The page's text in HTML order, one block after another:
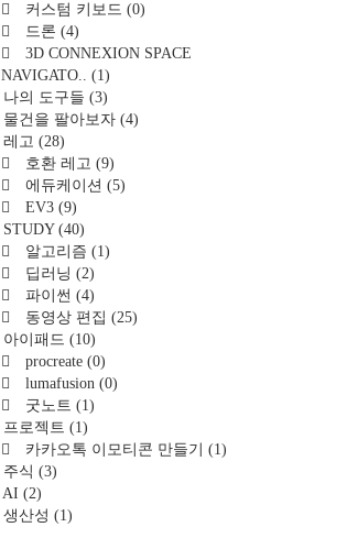
커스텀 키보드 (0)
드론 (4)
3D CONNEXION SPACE
NAVIGATO.. (1)
나의 도구들 (3)
물건을 팔아보자 (4)
레고 (28)
호환 레고 (9)
에듀케이션 (5)
EV3 (9)
STUDY (40)
알고리즘 (1)
딥러닝 (2)
파이썬 (4)
동영상 편집 (25)
아이패드 (10)
procreate (0)
lumafusion (0)
굿노트 (1)
프로젝트 (1)
카카오톡 이모티콘 만들기 (1)
주식 (3)
AI (2)
생산성 (1)